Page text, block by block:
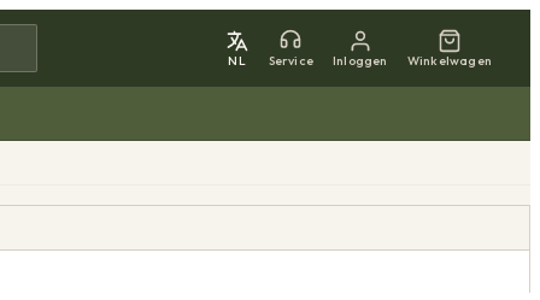
NL Service Inloggen Winkelwagen